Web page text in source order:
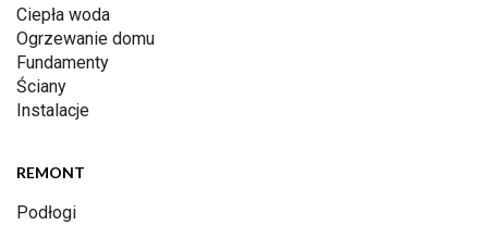
Ciepła woda
Ogrzewanie domu
Fundamenty
Ściany
Instalacje
REMONT
Podłogi